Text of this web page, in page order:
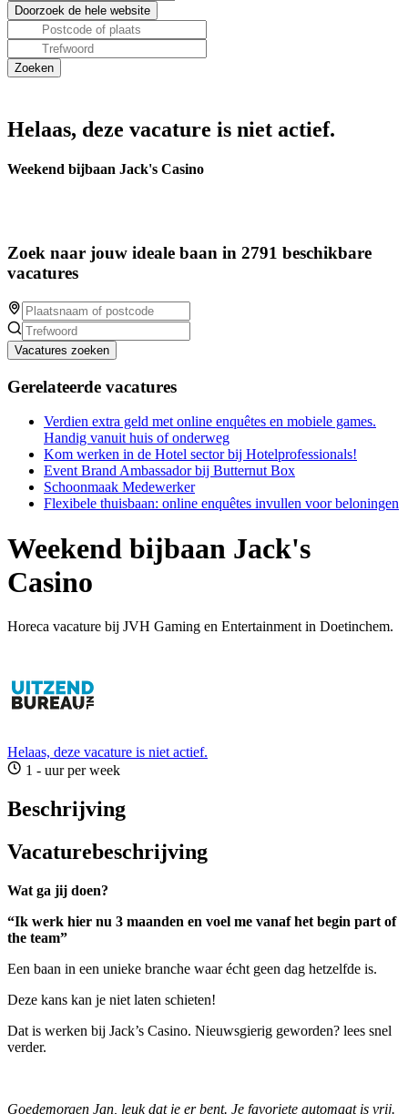
Helaas, deze vacature is niet actief.
Weekend bijbaan Jack's Casino
Zoek naar jouw ideale baan in 2791 beschikbare
vacatures
Vacatures zoeken
Gerelateerde vacatures
Verdien extra geld met online enquêtes en mobiele games.
Handig vanuit huis of onderweg
Kom werken in de Hotel sector bij Hotelprofessionals!
Event Brand Ambassador bij Butternut Box
Schoonmaak Medewerker
Flexibele thuisbaan: online enquêtes invullen voor beloningen
Weekend bijbaan Jack's
Casino
Horeca vacature bij JVH Gaming en Entertainment in Doetinchem.
Helaas, deze vacature is niet actief.
1 - uur per week
Beschrijving
Vacaturebeschrijving
Wat ga jij doen?
“Ik werk hier nu 3 maanden en voel me vanaf het begin part of
the team”
Een baan in een unieke branche waar écht geen dag hetzelfde is.
Deze kans kan je niet laten schieten!
Dat is werken bij Jack’s Casino. Nieuwsgierig geworden? lees snel
verder.
Goedemorgen Jan, leuk dat je er bent. Je favoriete automaat is vrij.